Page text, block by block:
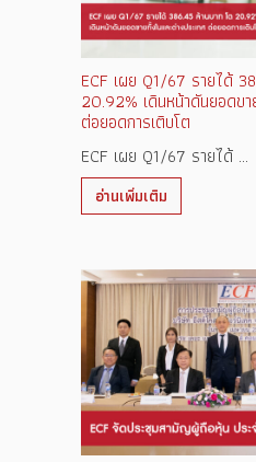
ECF เผย Q1/67 รายได้
20.92% เดินหน้าดันยอดข
ต่อยอดการเติบโต
ECF เผย Q1/67 รายได้ ...
อ่านเพิ่มเติม